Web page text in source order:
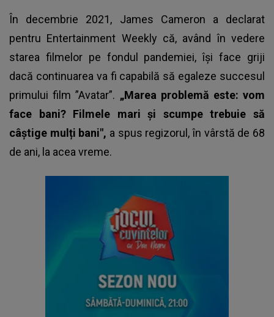
În decembrie 2021, James Cameron a declarat
pentru Entertainment Weekly că, având în vedere
starea filmelor pe fondul pandemiei, își face griji
dacă continuarea va fi capabilă să egaleze succesul
primului film ”Avatar”. „Marea problemă este: vom
face bani? Filmele mari și scumpe trebuie să
câștige mulți bani", a spus regizorul, în vârstă de 68
de ani, la acea vreme.